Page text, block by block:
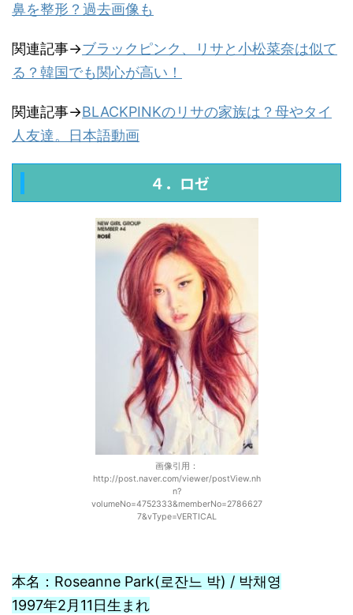
鼻を整形？過去画像も
関連記事→ブラックピンク、リサと小松菜奈は似て
る？韓国でも関心が高い！
関連記事→BLACKPINKのリサの家族は？母やタイ
人友達。日本語動画
４．ロゼ
画像引用：
http://post.naver.com/viewer/postView.nh
n?
volumeNo=4752333&memberNo=2786627
7&vType=VERTICAL
本名：Roseanne Park(로잔느 박) / 박채영
1997年2月11日生まれ